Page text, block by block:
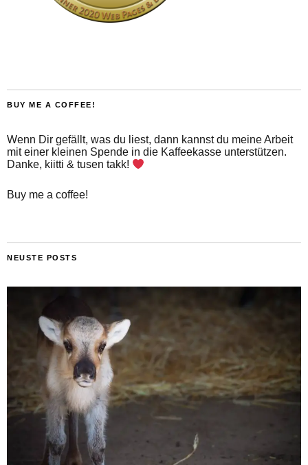
BUY ME A COFFEE!
Wenn Dir gefällt, was du liest, dann kannst du meine Arbeit
mit einer kleinen Spende in die Kaffeekasse unterstützen.
Danke, kiitti & tusen takk!
Buy me a coffee!
NEUSTE POSTS